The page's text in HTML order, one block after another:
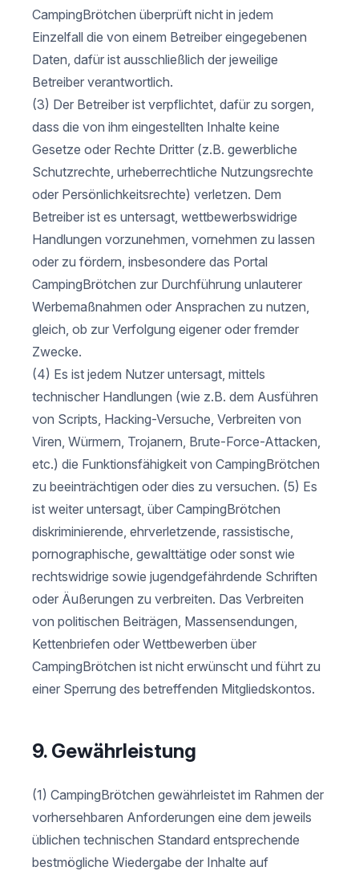
CampingBrötchen überprüft nicht in jedem
Einzelfall die von einem Betreiber eingegebenen
Daten, dafür ist ausschließlich der jeweilige
Betreiber verantwortlich.
(3) Der Betreiber ist verpflichtet, dafür zu sorgen,
dass die von ihm eingestellten Inhalte keine
Gesetze oder Rechte Dritter (z.B. gewerbliche
Schutzrechte, urheberrechtliche Nutzungsrechte
oder Persönlichkeitsrechte) verletzen. Dem
Betreiber ist es untersagt, wettbewerbswidrige
Handlungen vorzunehmen, vornehmen zu lassen
oder zu fördern, insbesondere das Portal
CampingBrötchen zur Durchführung unlauterer
Werbemaßnahmen oder Ansprachen zu nutzen,
gleich, ob zur Verfolgung eigener oder fremder
Zwecke.
(4) Es ist jedem Nutzer untersagt, mittels
technischer Handlungen (wie z.B. dem Ausführen
von Scripts, Hacking-Versuche, Verbreiten von
Viren, Würmern, Trojanern, Brute-Force-Attacken,
etc.) die Funktionsfähigkeit von CampingBrötchen
zu beeinträchtigen oder dies zu versuchen. (5) Es
ist weiter untersagt, über CampingBrötchen
diskriminierende, ehrverletzende, rassistische,
pornographische, gewalttätige oder sonst wie
rechtswidrige sowie jugendgefährdende Schriften
oder Äußerungen zu verbreiten. Das Verbreiten
von politischen Beiträgen, Massensendungen,
Kettenbriefen oder Wettbewerben über
CampingBrötchen ist nicht erwünscht und führt zu
einer Sperrung des betreffenden Mitgliedskontos.
9. Gewährleistung
(1) CampingBrötchen gewährleistet im Rahmen der
vorhersehbaren Anforderungen eine dem jeweils
üblichen technischen Standard entsprechende
bestmögliche Wiedergabe der Inhalte auf